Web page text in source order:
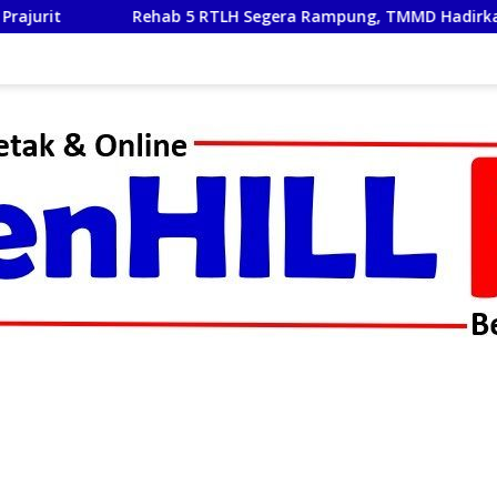
Segera Rampung, TMMD Hadirkan Harapan Baru Bagi